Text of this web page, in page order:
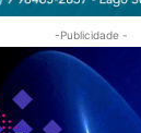
-Publicidade -